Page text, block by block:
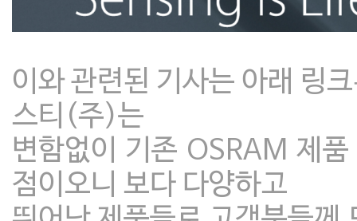
이와 관련된 기사는 아래 링
스티(주)는
변함없이 기존 OSRAM 제
점이오니 보다 다양하고